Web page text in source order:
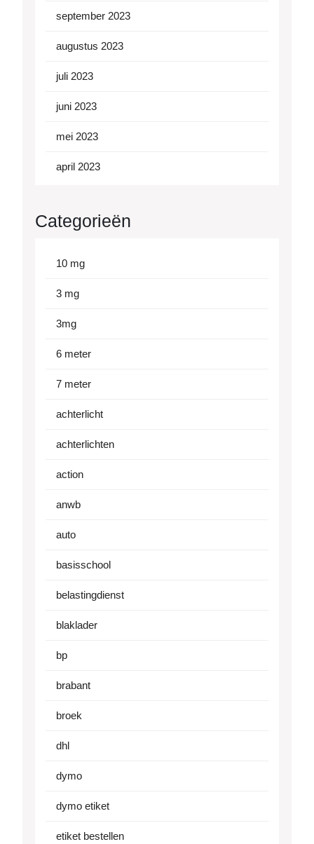
september 2023
augustus 2023
juli 2023
juni 2023
mei 2023
april 2023
Categorieën
10 mg
3 mg
3mg
6 meter
7 meter
achterlicht
achterlichten
action
anwb
auto
basisschool
belastingdienst
blaklader
bp
brabant
broek
dhl
dymo
dymo etiket
etiket bestellen